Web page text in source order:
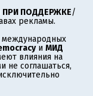
ПРИ ПОДДЕРЖКЕ/
рекламы.
международных
и МИД
влияния на
не соглашаться,